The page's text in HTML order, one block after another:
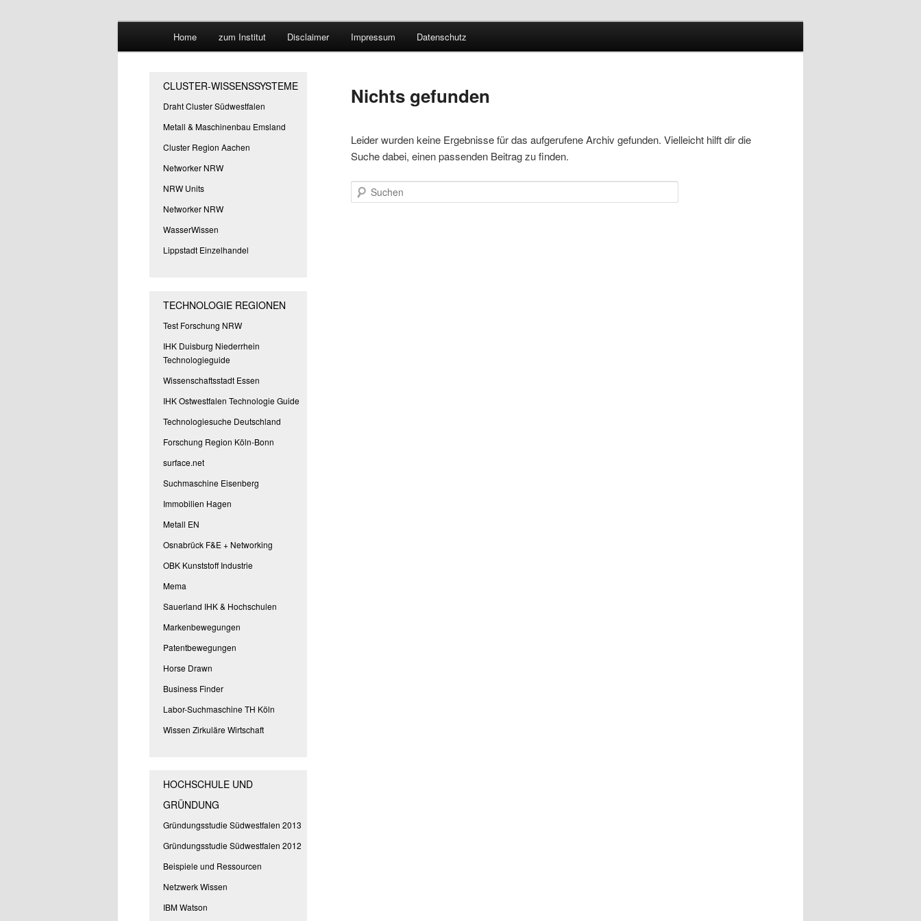
Zum
Inhalt
Zum
Inhalt
Home zum Institut Disclaimer Impressum Datenschutz
Nichts gefunden
Leider wurden keine Ergebnisse für das aufgerufene Archiv gefunden. Vielleicht hilft dir die
Suche dabei, einen passenden Beitrag zu finden.
Suchen
CLUSTER-WISSENSSYSTEME
Draht Cluster Südwestfalen
Metall & Maschinenbau Emsland
Cluster Region Aachen
Networker NRW
NRW Units
Networker NRW
WasserWissen
Lippstadt Einzelhandel
TECHNOLOGIE REGIONEN
Test Forschung NRW
IHK Duisburg Niederrhein
Technologieguide
Wissenschaftsstadt Essen
IHK Ostwestfalen Technologie Guide
Technologiesuche Deutschland
Forschung Region Köln-Bonn
surface.net
Suchmaschine Eisenberg
Immobilien Hagen
Metall EN
Osnabrück F&E + Networking
OBK Kunststoff Industrie
Mema
Sauerland IHK & Hochschulen
Markenbewegungen
Patentbewegungen
Horse Drawn
Business Finder
Labor-Suchmaschine TH Köln
Wissen Zirkuläre Wirtschaft
HOCHSCHULE UND
GRÜNDUNG
Gründungsstudie Südwestfalen 2013
Gründungsstudie Südwestfalen 2012
Beispiele und Ressourcen
Netzwerk Wissen
IBM Watson